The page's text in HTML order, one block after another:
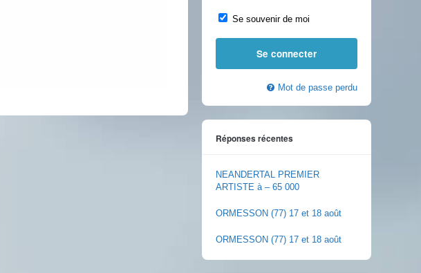
Se souvenir de moi
Mot de passe perdu
Réponses récentes
NEANDERTAL PREMIER
ARTISTE à – 65 000
ORMESSON (77) 17 et 18 août
ORMESSON (77) 17 et 18 août